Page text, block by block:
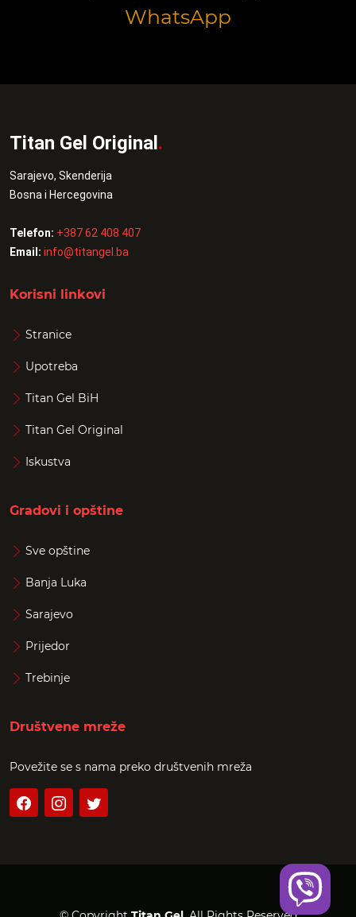
WhatsApp
Titan Gel Original.
Sarajevo, Skenderija
Bosna i Hercegovina
Telefon: +387 62 408 407
Email: info@titangel.ba
Korisni linkovi
Stranice
Upotreba
Titan Gel BiH
Titan Gel Original
Iskustva
Gradovi i opštine
Sve opštine
Banja Luka
Sarajevo
Prijedor
Trebinje
Društvene mreže
Povežite se s nama preko društvenih mreža